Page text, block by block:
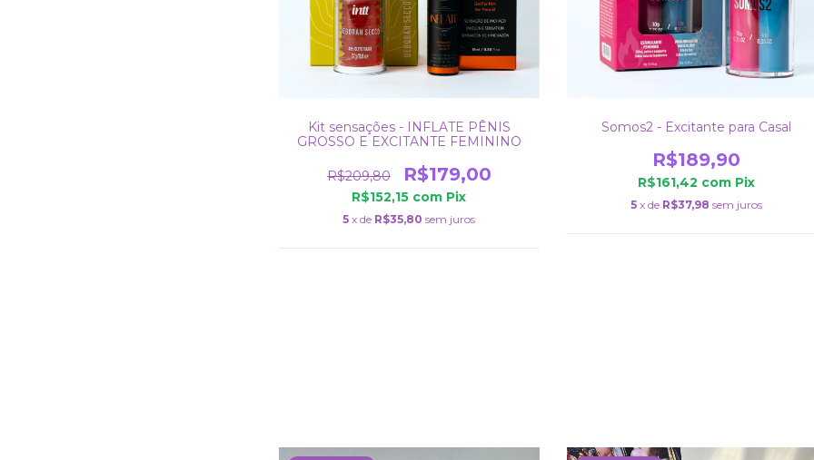
Kit sensações - INFLATE PÊNIS
GROSSO E EXCITANTE FEMININO
R$209,80 R$179,00
R$152,15 com Pix
5 x de R$35,80 sem juros
Somos2 - Excitante para Casal
R$189,90
R$161,42 com Pix
5 x de R$37,98 sem juros